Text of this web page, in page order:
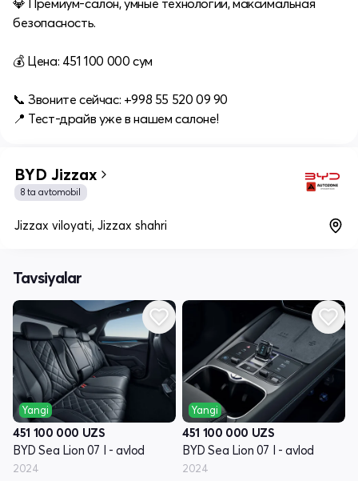
💎 Премиум-салон, умные технологии, максимальная
безопасность.
💰 Цена: 451 100 000 сум
📞 Звоните сейчас: +998 55 520 09 90
📍 Тест-драйв уже в нашем салоне!
BYD Jizzax
8 ta avtomobil
Jizzax viloyati, Jizzax shahri
Tavsiyalar
Yangi
451 100 000 UZS
BYD Sea Lion 07 I - avlod
2024
Yangi
451 100 000 UZS
BYD Sea Lion 07 I - avlod
2024